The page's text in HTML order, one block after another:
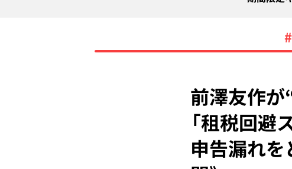
前澤友作
「租税回避
申告漏れを